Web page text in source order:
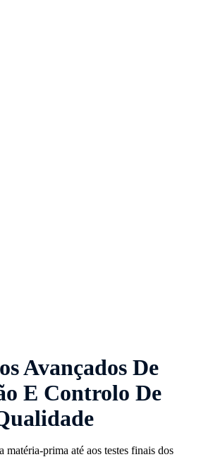
Avançados De
E Controlo De
matéria-prima até aos testes finais dos